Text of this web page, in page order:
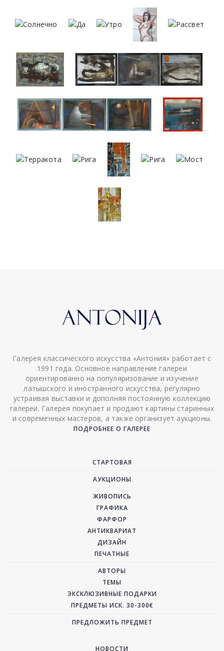
Галерея классического искусства «Антония» работает с
1991 года. Основное направление галереи
ориентированно на популяризование и изучение
латышского и иностранного искусства, регулярно
устраивая выставки и дополняя постоянную коллекцию
галереи. Галерея покупает и продают картины старинных
и современных мастеров, а также организует аукционы.
ПОДРОБНЕЕ О ГАЛЕРЕЕ
СТАРТОВАЯ
АУКЦИОНЫ
ЖИВОПИСЬ
ГРАФИКА
ФАРФОР
АНТИКВАРИАТ
ДИЗАЙН
ПЕЧАТНЫЕ
АВТОРЫ
ТЕМЫ
ЭКСКЛЮЗИВНЫЕ ПОДАРКИ
ПРЕДМЕТЫ ИСК. 30-300€
ПРЕДЛОЖИТЬ ПРЕДМЕТ
НОВОСТИ